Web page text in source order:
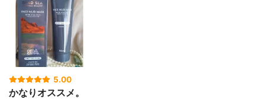
5.00
かなりオススメ。